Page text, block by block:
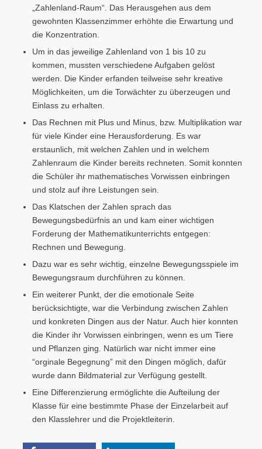
„Zahlenland-Raum“. Das Herausgehen aus dem
gewohnten Klassenzimmer erhöhte die Erwartung und
die Konzentration.
Um in das jeweilige Zahlenland von 1 bis 10 zu
kommen, mussten verschiedene Aufgaben gelöst
werden. Die Kinder erfanden teilweise sehr kreative
Möglichkeiten, um die Torwächter zu überzeugen und
Einlass zu erhalten.
Das Rechnen mit Plus und Minus, bzw. Multiplikation war
für viele Kinder eine Herausforderung. Es war
erstaunlich, mit welchen Zahlen und in welchem
Zahlenraum die Kinder bereits rechneten. Somit konnten
die Schüler ihr mathematisches Vorwissen einbringen
und stolz auf ihre Leistungen sein.
Das Klatschen der Zahlen sprach das
Bewegungsbedürfnis an und kam einer wichtigen
Forderung der Mathematikunterrichts entgegen:
Rechnen und Bewegung.
Dazu war es sehr wichtig, einzelne Bewegungsspiele im
Bewegungsraum durchführen zu können.
Ein weiterer Punkt, der die emotionale Seite
berücksichtigte, war die Verbindung zwischen Zahlen
und konkreten Dingen aus der Natur. Auch hier konnten
die Kinder ihr Vorwissen einbringen, wenn es um Tiere
und Pflanzen ging. Natürlich war nicht immer eine
“orginale Begegnung” mit den Dingen möglich, dafür
wurde dann Bildmaterial zur Verfügung gestellt.
Eine Differenzierung ermöglichte die Aufteilung der
Klasse für eine bestimmte Phase der Einzelarbeit auf
den Klasslehrer und die Projektleiterin.